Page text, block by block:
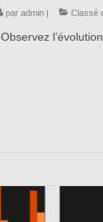
par admin| Classé
Observez